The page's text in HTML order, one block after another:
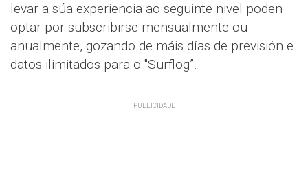
levar a súa experiencia ao seguinte nivel poden
optar por subscribirse mensualmente ou
anualmente, gozando de máis días de previsión e
datos ilimitados para o "Surflog”.